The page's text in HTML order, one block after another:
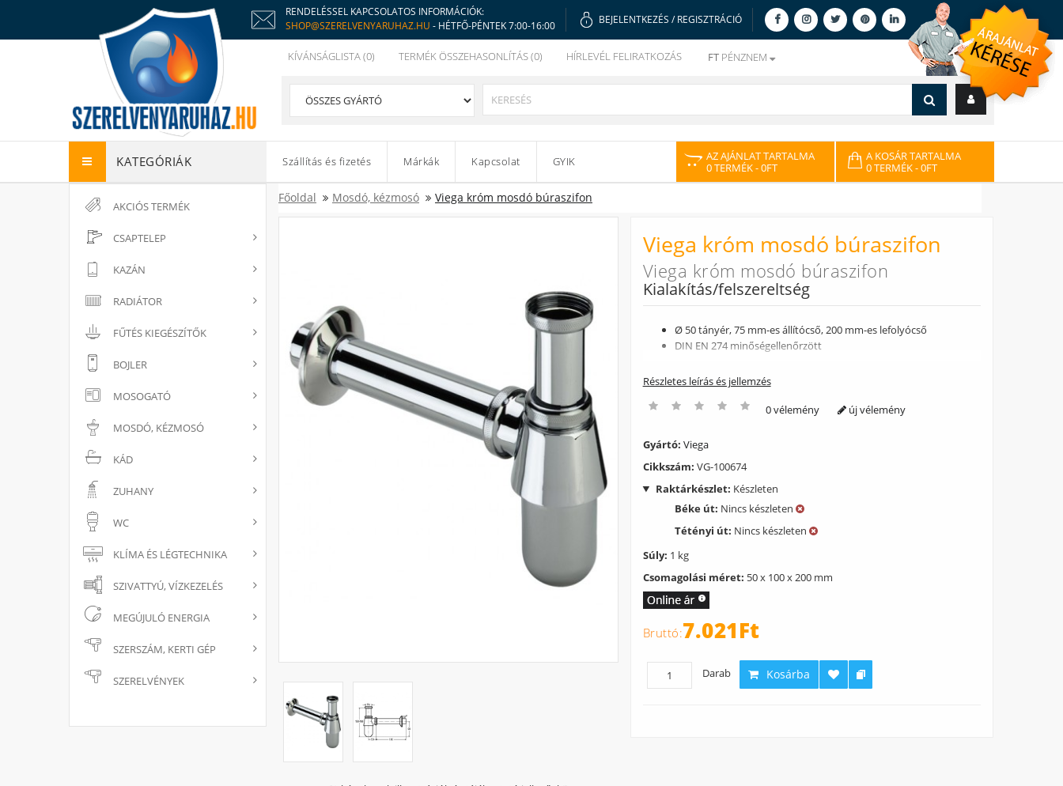
RENDELÉSSEL KAPCSOLATOS INFORMÁCIÓK:
SHOP@SZERELVENYARUHAZ.HU - HÉTFŐ-PÉNTEK 7:00-16:00
BEJELENTKEZÉS / REGISZTRÁCIÓ
KÍVÁNSÁGLISTA (0) TERMÉK ÖSSZEHASONLÍTÁS (0) HÍRLEVÉL FELIRATKOZÁS FT PÉNZNEM
KATEGÓRIÁK Szállítás és fizetés Márkák Kapcsolat GYIK
AZ AJÁNLAT TARTALMA
0 TERMÉK- 0FT
A KOSÁR TARTALMA
0 TERMÉK- 0FT
AKCIÓS TERMÉK
CSAPTELEP
KAZÁN
RADIÁTOR
FŰTÉS KIEGÉSZÍTŐK
BOJLER
MOSOGATÓ
MOSDÓ, KÉZMOSÓ
KÁD
ZUHANY
WC
KLÍMA ÉS LÉGTECHNIKA
SZIVATTYÚ, VÍZKEZELÉS
MEGÚJULÓ ENERGIA
SZERSZÁM, KERTI GÉP
SZERELVÉNYEK
Főoldal Mosdó, kézmosó Viega króm mosdó búraszifon
Viega króm mosdó búraszifon
Viega króm mosdó búraszifon
Kialakítás/felszereltség
Ø 50 tányér, 75 mm-es állítócső, 200 mm-es lefolyócső
DIN EN 274 minőségellenőrzött
Részletes leírás és jellemzés
0 vélemény új vélemény
Gyártó: Viega
Cikkszám: VG-100674
Raktárkészlet: Készleten
Béke út: Nincs készleten
Tétényi út: Nincs készleten
Súly: 1 kg
Csomagolási méret: 50 x 100 x 200 mm
7.021Ft
Darab Kosárba